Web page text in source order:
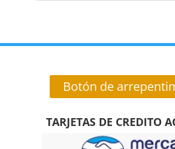
Botón de
TARJETAS DE CREDITO